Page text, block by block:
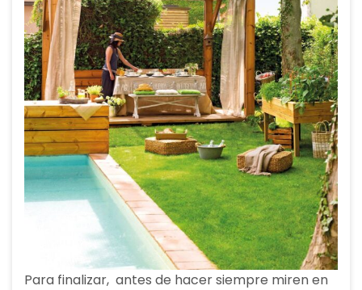
Para finalizar, antes de hacer siempre miren en